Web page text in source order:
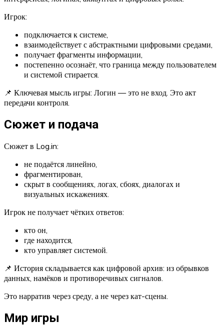
Игрок:
подключается к системе,
взаимодействует с абстрактными цифровыми средами,
получает фрагменты информации,
постепенно осознаёт, что граница между пользователем
и системой стирается.
📌 Ключевая мысль игры: Логин — это не вход. Это акт
передачи контроля.
Сюжет и подача
Сюжет в Log.in:
не подаётся линейно,
фрагментирован,
скрыт в сообщениях, логах, сбоях, диалогах и
визуальных искажениях.
Игрок не получает чётких ответов:
кто он,
где находится,
кто управляет системой.
📌 История складывается как цифровой архив: из обрывков
данных, намёков и противоречивых сигналов.
Это нарратив через среду, а не через кат-сцены.
Мир игры